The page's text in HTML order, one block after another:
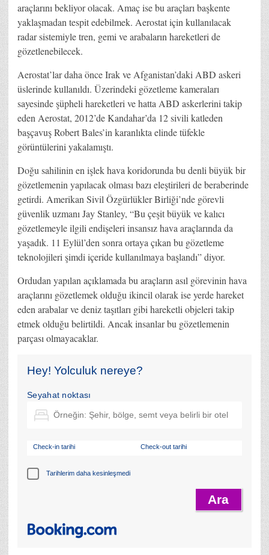
araçlarını bekliyor olacak. Amaç ise bu araçları başkente
yaklaşmadan tespit edebilmek. Aerostat için kullanılacak
radar sistemiyle tren, gemi ve arabaların hareketleri de
gözetlenebilecek.
Aerostat’lar daha önce Irak ve Afganistan’daki ABD askeri
üslerinde kullanıldı. Üzerindeki gözetleme kameraları
sayesinde şüpheli hareketleri ve hatta ABD askerlerini takip
eden Aerostat, 2012’de Kandahar’da 12 sivili katleden
başçavuş Robert Bales’in karanlıkta elinde tüfekle
görüntülerini yakalamıştı.
Doğu sahilinin en işlek hava koridorunda bu denli büyük bir
gözetlemenin yapılacak olması bazı eleştirileri de beraberinde
getirdi. Amerikan Sivil Özgürlükler Birliği’nde görevli
güvenlik uzmanı Jay Stanley, “Bu çeşit büyük ve kalıcı
gözetlemeyle ilgili endişeleri insansız hava araçlarında da
yaşadık. 11 Eylül’den sonra ortaya çıkan bu gözetleme
teknolojileri şimdi içeride kullanılmaya başlandı” diyor.
Ordudan yapılan açıklamada bu araçların asıl görevinin hava
araçlarını gözetlemek olduğu ikincil olarak ise yerde hareket
eden arabalar ve deniz taşıtları gibi hareketli objeleri takip
etmek olduğu belirtildi. Ancak insanlar bu gözetlemenin
parçası olmayacaklar.
Hey! Yolculuk nereye?
Seyahat noktası
Check-in tarihi Check-out tarihi
Tarihlerim daha kesinleşmedi